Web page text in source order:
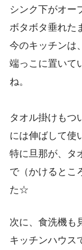
シンク下がオー
ボタボタ垂れた
今のキッチンは
端っこに置いて
ね。
タオル掛けもつ
には伸ばして使
特に旦那が、タ
で（かけるとこ
た☆
次に、食洗機も
キッチンハウス